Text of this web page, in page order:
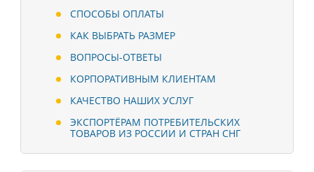
СПОСОБЫ ОПЛАТЫ
КАК ВЫБРАТЬ РАЗМЕР
ВОПРОСЫ-ОТВЕТЫ
КОРПОРАТИВНЫМ КЛИЕНТАМ
КАЧЕСТВО НАШИХ УСЛУГ
ЭКСПОРТЁРАМ ПОТРЕБИТЕЛЬСКИХ
ТОВАРОВ ИЗ РОССИИ И СТРАН СНГ